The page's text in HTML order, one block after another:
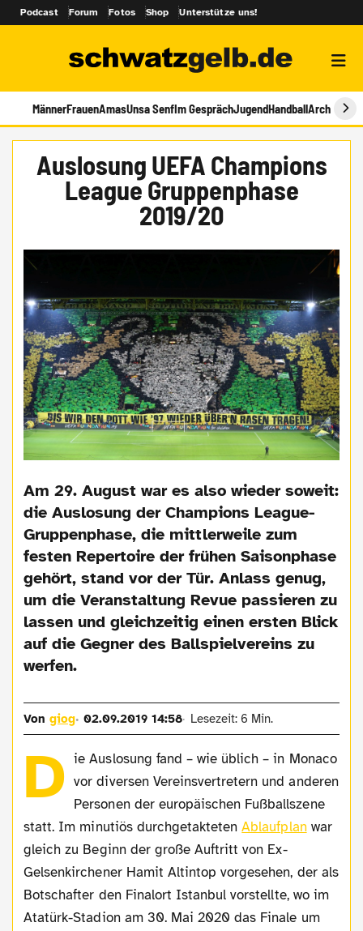
Podcast Forum Fotos Shop Unterstütze uns!
MännerFrauenAmasUnsa SenfIm GesprächJugendHandballArchiv
Auslosung UEFA Champions
League Gruppenphase
2019/20
Am 29. August war es also wieder soweit:
die Auslosung der Champions League-
Gruppenphase, die mittlerweile zum
festen Repertoire der frühen Saisonphase
gehört, stand vor der Tür. Anlass genug,
um die Veranstaltung Revue passieren zu
lassen und gleichzeitig einen ersten Blick
auf die Gegner des Ballspielvereins zu
werfen.
Vongiog 02.09.2019 14:58 Lesezeit: 6 Min.
D ie Auslosung fand – wie üblich – in Monaco
vor diversen Vereinsvertretern und anderen
Personen der europäischen Fußballszene
statt. Im minutiös durchgetaktetenAblaufplanwar
gleich zu Beginn der große Auftritt von Ex-
Gelsenkirchener Hamit Altintop vorgesehen, der als
Botschafter den Finalort Istanbul vorstellte, wo im
Atatürk-Stadion am 30. Mai 2020 das Finale um